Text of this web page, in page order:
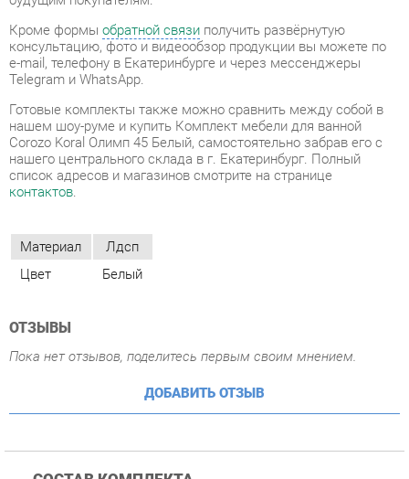
Готовые комплекты также можно сравнить между собой в
нашем шоу-руме и купить Комплект мебели для ванной
Corozo Koral Олимп 45 Белый, самостоятельно забрав его с
нашего центрального склада в г. Екатеринбург. Полный
список адресов и магазинов смотрите на странице
контактов.
Материал Лдсп
Цвет Белый
Пока нет отзывов, поделитесь первым своим мнением.
ДОБАВИТЬ ОТЗЫВ
СОСТАВ КОМПЛЕКТА